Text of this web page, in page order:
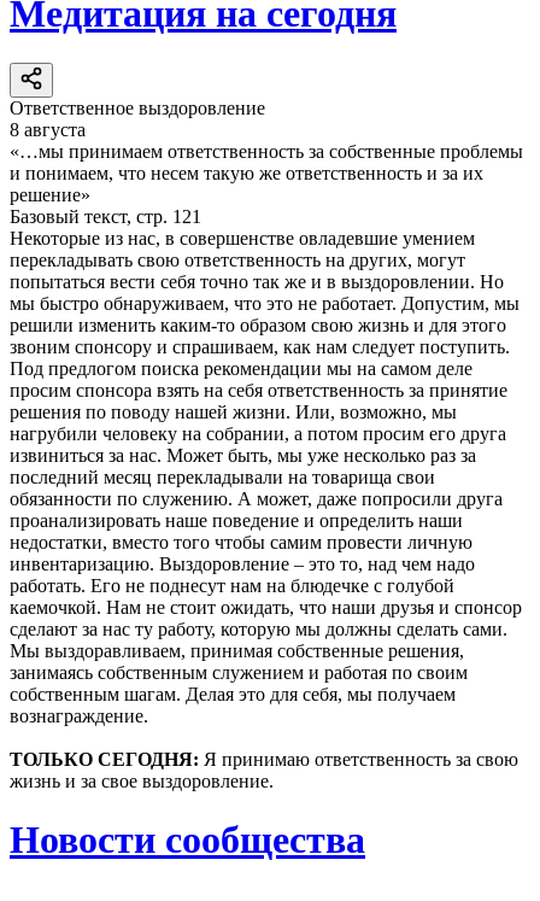
Медитация на сегодня
Ответственное выздоровление
8 августа
«…мы принимаем ответственность за собственные проблемы
и понимаем, что несем такую же ответственность и за их
решение»
Базовый текст, стр. 121
Некоторые из нас, в совершенстве овладевшие умением
перекладывать свою ответственность на других, могут
попытаться вести себя точно так же и в выздоровлении. Но
мы быстро обнаруживаем, что это не работает. Допустим, мы
решили изменить каким-то образом свою жизнь и для этого
звоним спонсору и спрашиваем, как нам следует поступить.
Под предлогом поиска рекомендации мы на самом деле
просим спонсора взять на себя ответственность за принятие
решения по поводу нашей жизни. Или, возможно, мы
нагрубили человеку на собрании, а потом просим его друга
извиниться за нас. Может быть, мы уже несколько раз за
последний месяц перекладывали на товарища свои
обязанности по служению. А может, даже попросили друга
проанализировать наше поведение и определить наши
недостатки, вместо того чтобы самим провести личную
инвентаризацию. Выздоровление – это то, над чем надо
работать. Его не поднесут нам на блюдечке с голубой
каемочкой. Нам не стоит ожидать, что наши друзья и спонсор
сделают за нас ту работу, которую мы должны сделать сами.
Мы выздоравливаем, принимая собственные решения,
занимаясь собственным служением и работая по своим
собственным шагам. Делая это для себя, мы получаем
вознаграждение.
ТОЛЬКО СЕГОДНЯ: Я принимаю ответственность за свою
жизнь и за свое выздоровление.
Новости сообщества